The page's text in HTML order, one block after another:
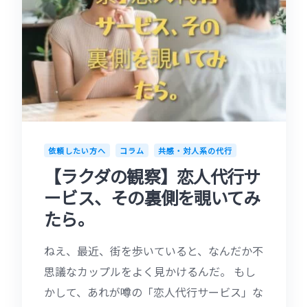
依頼したい方へ コラム 共感・対人系の代行
【ラクダの観察】恋人代行サ
ービス、その裏側を覗いてみ
たら。
ねえ、最近、街を歩いていると、なんだか不
思議なカップルをよく見かけるんだ。 もし
かして、あれが噂の「恋人代行サービス」な